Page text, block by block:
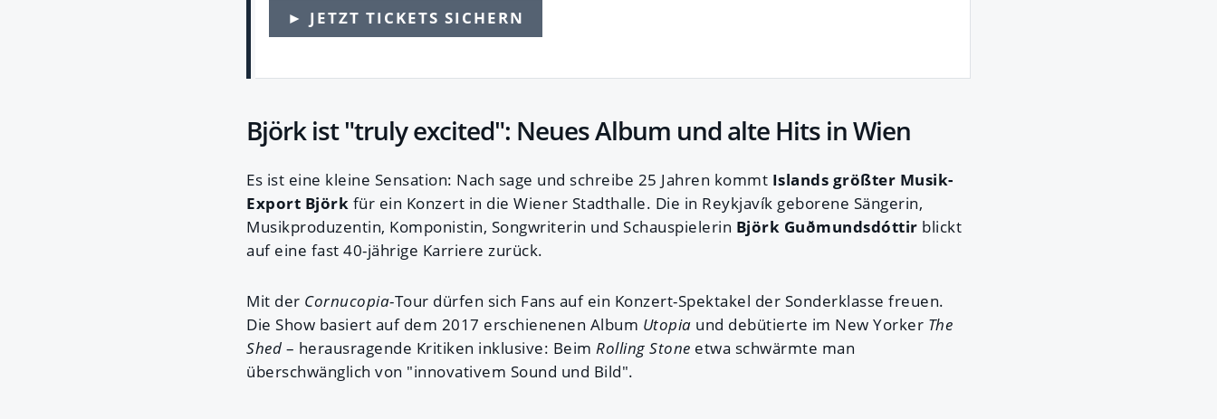
► JETZT TICKETS SICHERN
Björk ist "truly excited": Neues Album und alte Hits in Wien
Es ist eine kleine Sensation: Nach sage und schreibe 25 Jahren kommt Islands größter Musik-
Export Björk für ein Konzert in die Wiener Stadthalle. Die in Reykjavík geborene Sängerin,
Musikproduzentin, Komponistin, Songwriterin und Schauspielerin Björk Guðmundsdóttir blickt
auf eine fast 40-jährige Karriere zurück.
Mit der Cornucopia-Tour dürfen sich Fans auf ein Konzert-Spektakel der Sonderklasse freuen.
Die Show basiert auf dem 2017 erschienenen Album Utopia und debütierte im New Yorker The
Shed – herausragende Kritiken inklusive: Beim Rolling Stone etwa schwärmte man
überschwänglich von "innovativem Sound und Bild".